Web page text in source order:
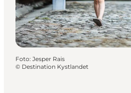
Foto: Jesper Rais
© Destination Kystlandet